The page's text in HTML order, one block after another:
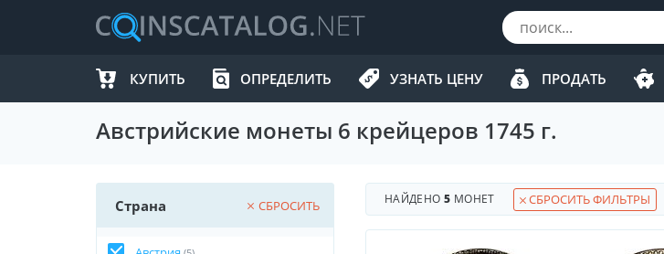
КУПИТЬ ОПРЕДЕЛИТЬ УЗНАТЬ ЦЕНУ ПРОДАТЬ
Австрийские монеты 6 крейцеров 1745 г.
Страна СБРОСИТЬ НАЙДЕНО5 МОНЕТ СБРОСИТЬ ФИЛЬТРЫ